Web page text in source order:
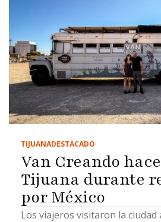
TIJUANADESTACADO
Van Creando
Tijuana durante
por México
Los viajeros visitaron la ciudad